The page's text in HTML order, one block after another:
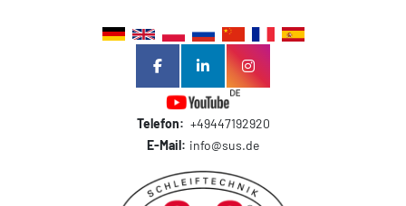
Telefon: +49447192920
E-Mail: info@sus.de
facebooklinkedininstagram